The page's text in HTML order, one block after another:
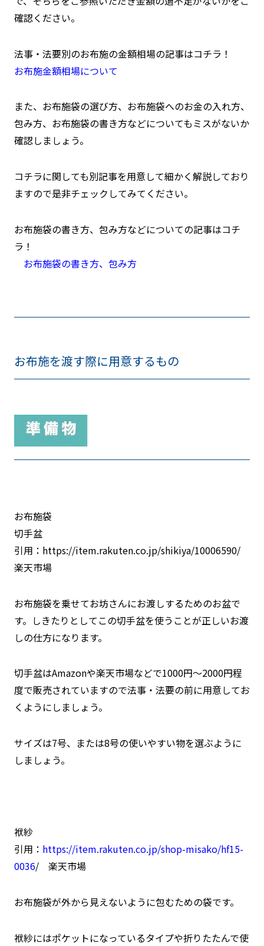
確認ください。
法事・法要別のお布施の金額相場の記事はコチラ！
お布施金額相場について
また、お布施袋の選び方、お布施袋へのお金の入れ方、
包み方、お布施袋の書き方などについてもミスがないか
確認しましょう。
コチラに関しても別記事を用意して細かく解説しており
ますので是非チェックしてみてください。
お布施袋の書き方、包み方などについての記事はコチ
ラ！
お布施袋の書き方、包み方
お布施を渡す際に用意するもの
お布施袋
切手盆
引用： https://item.rakuten.co.jp/shikiya/10006590/
楽天市場
お布施袋を乗せてお坊さんにお渡しするためのお盆で
す。しきたりとしてこの切手盆を使うことが正しいお渡
しの仕方になります。
切手盆はAmazonや楽天市場などで1000円～2000円程
度で販売されていますので法事・法要の前に用意してお
くようにしましょう。
サイズは7号、または8号の使いやすい物を選ぶように
しましょう。
袱紗
引用： https://item.rakuten.co.jp/shop-misako/hf15-
0036/ 楽天市場
お布施袋が外から見えないように包むための袋です。
袱紗にはポケットになっているタイプや折りたたんで使